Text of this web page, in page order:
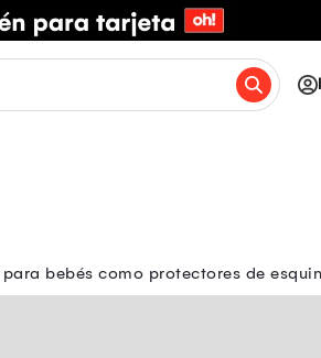
bebés como protectores de